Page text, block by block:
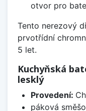
otvor pro
Tento nerezový
prvotřídní
5 let.
Kuchyňská
lesklý
Provedení:
páková